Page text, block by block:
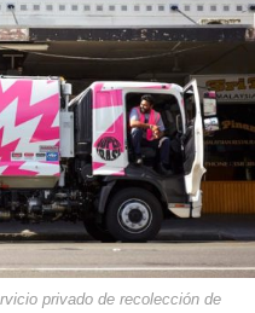
privado de recolección de